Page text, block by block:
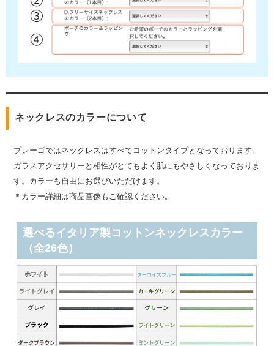
ネックレスのカラーについて
プレーゴではネックレスはすべてコットンタイプとなっております。
ガラスアクセサリーと相性がとてもよく肌にもやさしくなっておりま
す。カラーも自由にお選びいただけます。
＊カラー詳細は商品画像もご確認ください。
選べるイタリア製コットンネックレスカラー
（全26色）